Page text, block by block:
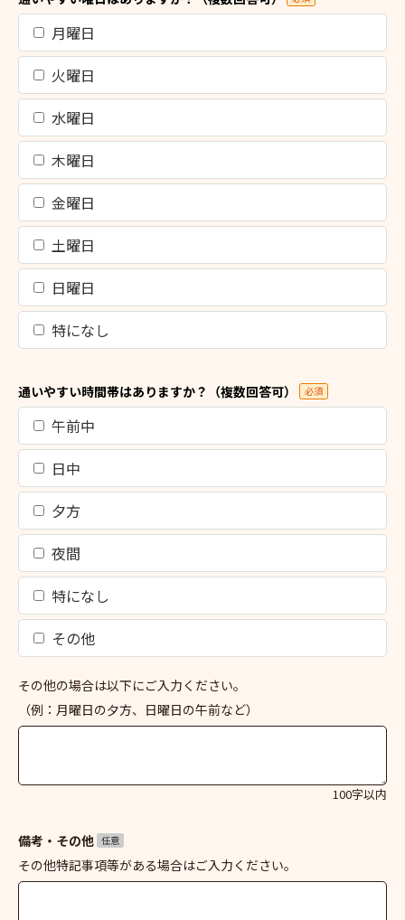
月曜日
火曜日
水曜日
木曜日
金曜日
土曜日
日曜日
特になし
通いやすい時間帯はありますか？（複数回答可） 必須
午前中
日中
夕方
夜間
特になし
その他
その他の場合は以下にご入力ください。
（例：月曜日の夕方、日曜日の午前など）
100字以内
備考・その他 任意
その他特記事項等がある場合はご入力ください。